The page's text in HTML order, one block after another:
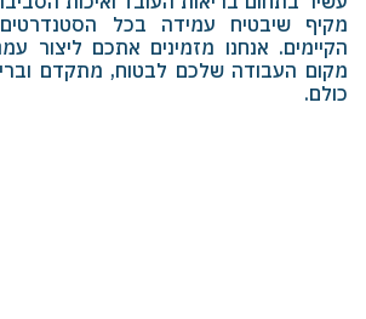
מקיף שיבטיח עמידה בכל
הקיימים. אנחנו מזמינים אתכם ליצור
מקום העבודה שלכם לבטוח, מתקדם
כולם.